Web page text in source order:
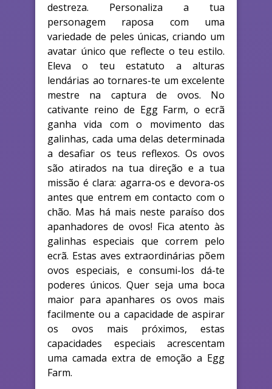
destreza. Personaliza a tua
personagem raposa com uma
variedade de peles únicas, criando um
avatar único que reflecte o teu estilo.
Eleva o teu estatuto a alturas
lendárias ao tornares-te um excelente
mestre na captura de ovos. No
cativante reino de Egg Farm, o ecrã
ganha vida com o movimento das
galinhas, cada uma delas determinada
a desafiar os teus reflexos. Os ovos
são atirados na tua direção e a tua
missão é clara: agarra-os e devora-os
antes que entrem em contacto com o
chão. Mas há mais neste paraíso dos
apanhadores de ovos! Fica atento às
galinhas especiais que correm pelo
ecrã. Estas aves extraordinárias põem
ovos especiais, e consumi-los dá-te
poderes únicos. Quer seja uma boca
maior para apanhares os ovos mais
facilmente ou a capacidade de aspirar
os ovos mais próximos, estas
capacidades especiais acrescentam
uma camada extra de emoção a Egg
Farm.